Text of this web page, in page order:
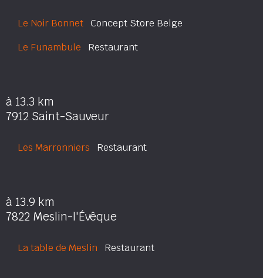
Le Noir Bonnet Concept Store Belge
Le Funambule Restaurant
à 13.3 km
7912 Saint-Sauveur
Les Marronniers Restaurant
à 13.9 km
7822 Meslin-l'Évêque
La table de Meslin Restaurant